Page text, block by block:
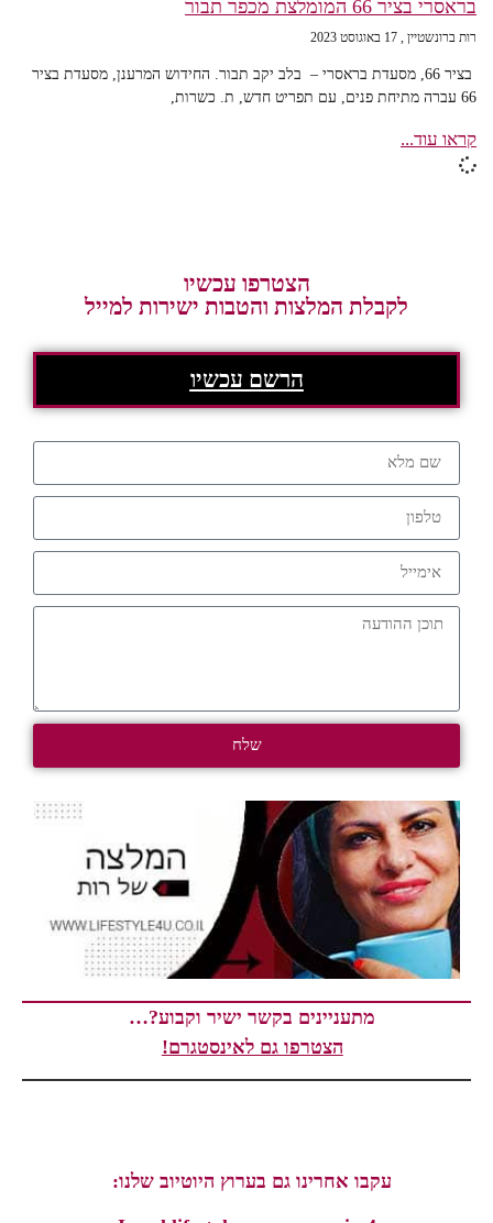
בראסרי בציר 66 המומלצת מכפר תבור
רות ברונשטיין 17 באוגוסט 2023
בציר 66, מסעדת בראסרי – בלב יקב תבור. החידוש המרענן, מסעדת בציר
66 עברה מתיחת פנים, עם תפריט חדש, ת. כשרות,
קראו עוד...
הצטרפו עכשיו
לקבלת המלצות והטבות ישירות למייל
הרשם עכשיו
שלח
מתעניינים בקשר ישיר וקבוע?…
הצטרפו גם לאינסטגרם!
עקבו אחרינו גם בערוץ היוטיוב שלנו: